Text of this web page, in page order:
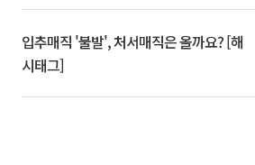
입추매직 '불발', 처서매직은 올까요? [해
시태그]